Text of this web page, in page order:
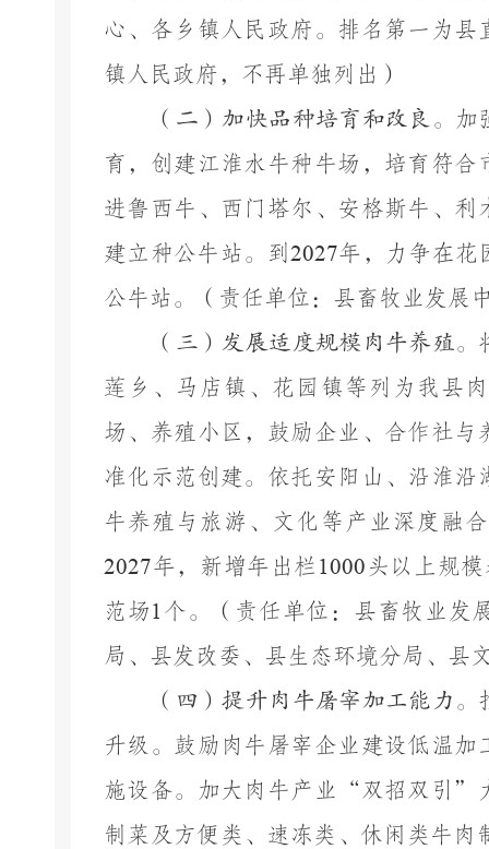
心、各乡镇人民政府。排名第一为
镇人民政府，不再单独列出）
（二）加快品种培育和改良。 加
育，创建江淮水牛种牛场 ，培育符合
进鲁西牛、 西门塔尔、 安格斯牛、利
建立种公牛站。到 2027年， 力争在花
公牛站。
（责任单位： 县畜牧业发展
（三）发展适度规模肉牛养殖。
莲乡、马店镇、花园镇等 列为我 县
场、养殖小区 ， 鼓励企业、合作社与
准化示范创建。 依托 安阳山、沿淮沿
牛养殖与旅游、文化等产业深度融
2027年，新增年出栏 1000 头以上规
范场1 个。 （责任单位： 县畜牧业发
局、 县发改委、 县生态环境分局、 县
（四）提升肉牛屠宰加工能力。
升级。鼓励肉牛屠宰企业建设低温
施设备。
加大肉牛产业 “双招双引”
制菜及方便类、速冻类、休闲类牛肉